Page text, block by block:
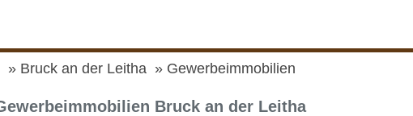
Bruck an der Leitha Gewerbeimmobilien
Bruck an der Leitha